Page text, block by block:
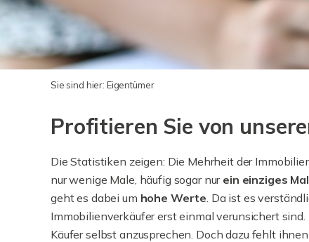
Sie sind hier: Eigentümer
Profitieren Sie von
Die Statistiken zeigen: Die Mehrheit der
nur wenige Male, häufig sogar nur ein einziges
geht es dabei um hohe Werte. Da ist es
Immobilienverkäufer erst einmal verunsichert
Käufer selbst anzusprechen. Doch dazu fehlt